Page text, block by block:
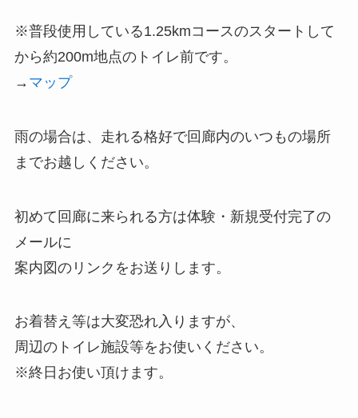
※普段使用している1.25kmコースのスタートして
から約200m地点のトイレ前です。
→ マップ
雨の場合は、走れる格好で回廊内のいつもの場所
までお越しください。
初めて回廊に来られる方は体験・新規受付完了の
メールに
案内図のリンクをお送りします。
お着替え等は大変恐れ入りますが、
周辺のトイレ施設等をお使いください。
※終日お使い頂けます。